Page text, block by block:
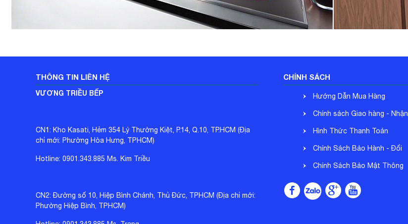
THÔNG TIN LIÊN HỆ
VƯƠNG TRIỀU BẾP
CN1: Kho Kasati, Hẻm 354 Lý Thường Kiệt, P.14, Q.10, TP.HCM (Địa
chỉ mới: Phường Hòa Hưng, TPHCM)
Hotline: 0901.343.885 Ms. Kim Triều
CN2: Đường số 10, Hiệp Bình Chánh, Thủ Đức, TPHCM (Địa chỉ mới:
Phường Hiệp Bình, TPHCM)
CHÍNH SÁCH
Hướng Dẫn Mua Hàng
Chính sách Giao hàng - Nhận
hàng
Hình Thức Thanh Toán
Chính Sách Bảo Hành - Đổi
Trả
Chính Sách Bảo Mật Thông
Tin